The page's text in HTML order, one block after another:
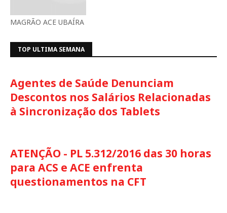
MAGRÃO ACE UBAÍRA
TOP ULTIMA SEMANA
Agentes de Saúde Denunciam
Descontos nos Salários Relacionadas
à Sincronização dos Tablets
ATENÇÃO - PL 5.312/2016 das 30 horas
para ACS e ACE enfrenta
questionamentos na CFT